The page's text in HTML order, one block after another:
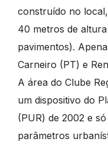
construído no
40 metros de altura
pavimentos).
Carneiro (PT) e
A área do Clube
um dispositivo do
(PUR) de 2002 e
parâmetros